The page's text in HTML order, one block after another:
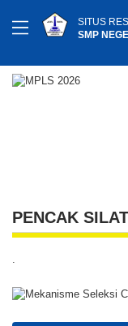
SITUS
SMP
PENCAK SILAT